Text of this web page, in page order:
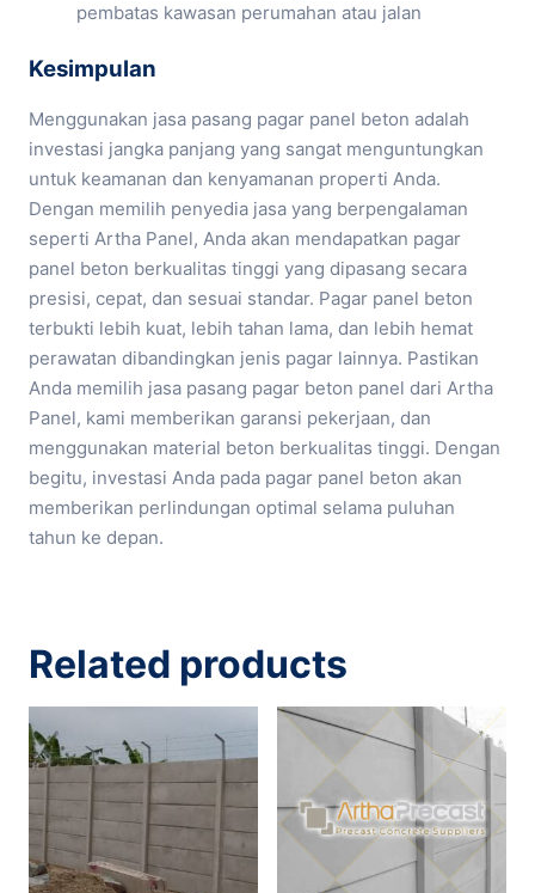
pembatas kawasan perumahan atau jalan
Kesimpulan
Menggunakan jasa pasang pagar panel beton adalah
investasi jangka panjang yang sangat menguntungkan
untuk keamanan dan kenyamanan properti Anda.
Dengan memilih penyedia jasa yang berpengalaman
seperti Artha Panel, Anda akan mendapatkan pagar
panel beton berkualitas tinggi yang dipasang secara
presisi, cepat, dan sesuai standar. Pagar panel beton
terbukti lebih kuat, lebih tahan lama, dan lebih hemat
perawatan dibandingkan jenis pagar lainnya. Pastikan
Anda memilih jasa pasang pagar beton panel dari Artha
Panel, kami memberikan garansi pekerjaan, dan
menggunakan material beton berkualitas tinggi. Dengan
begitu, investasi Anda pada pagar panel beton akan
memberikan perlindungan optimal selama puluhan
tahun ke depan.
Related products